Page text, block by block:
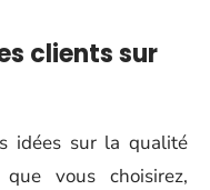
clients sur
idées sur la qualité
vous choisirez,